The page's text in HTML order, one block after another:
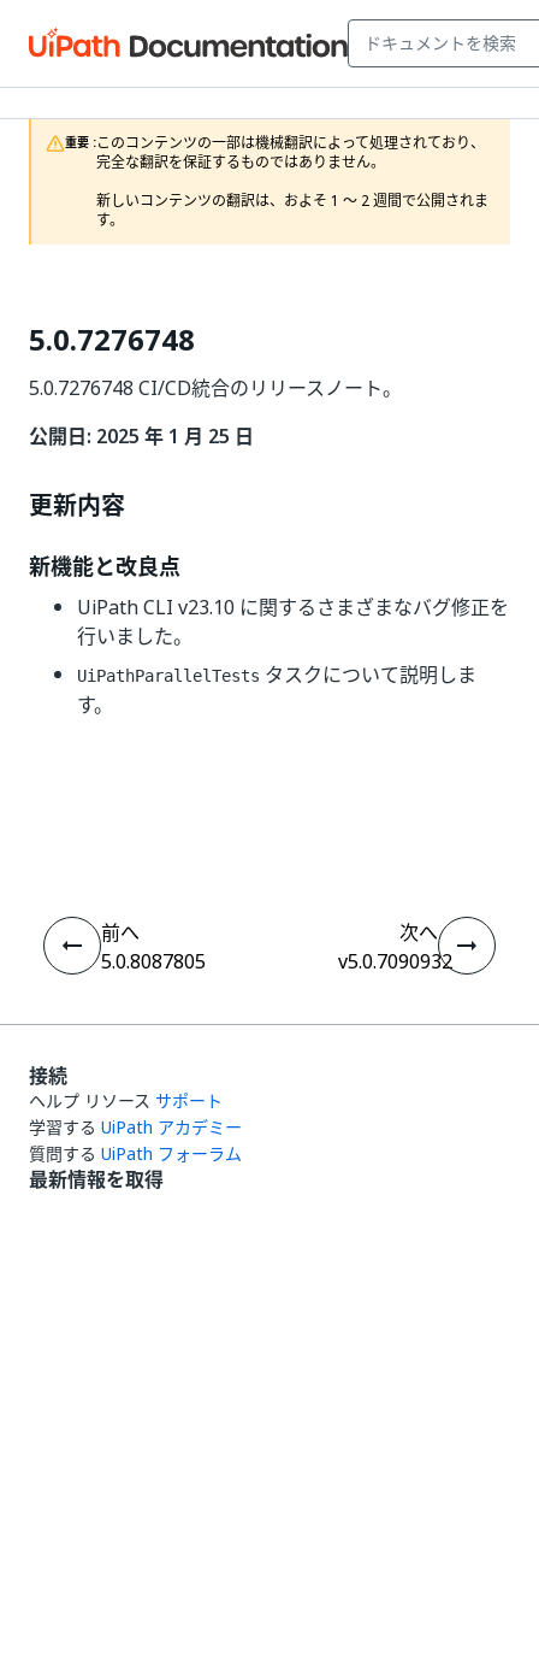
重要 :このコンテンツの一部は機械翻訳によって処理されており、
完全な翻訳を保証するものではありません。
新しいコンテンツの翻訳は、およそ 1 ～ 2 週間で公開されま
す。
5.0.7276748
5.0.7276748 CI/CD統合のリリースノート。
公開日: 2025 年 1 月 25 日
更新内容
新機能と改良点
UiPath CLI v23.10 に関するさまざまなバグ修正を
行いました。
UiPathParallelTests タスクについて説明しま
す。
前へ
5.0.8087805
次へ
v5.0.7090932
接続
ヘルプ リソース サポート
学習する UiPath アカデミー
質問する UiPath フォーラム
最新情報を取得